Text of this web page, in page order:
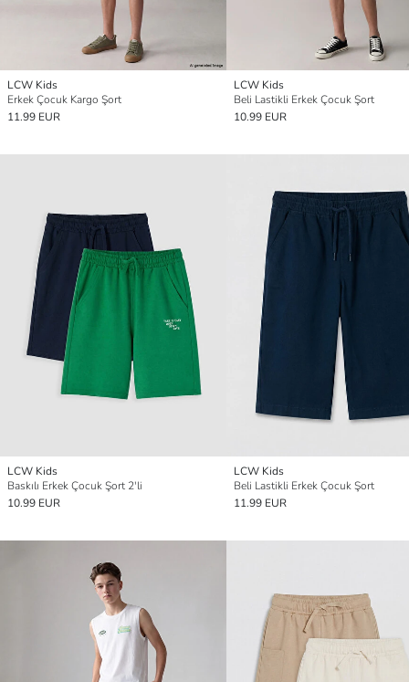
LCW Kids
Erkek Çocuk Kargo Şort
11.99 EUR
LCW Kids
Beli Lastikli Erkek Çocuk Şort
10.99 EUR
LCW Kids
Baskılı Erkek Çocuk Şort 2'li
10.99 EUR
LCW Kids
Beli Lastikli Erkek Çocuk Şort
11.99 EUR